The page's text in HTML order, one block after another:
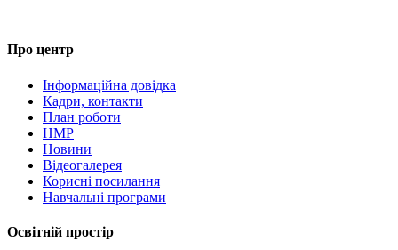
Про центр
Інформаційна довідка
Кадри, контакти
План роботи
НМР
Новини
Відеогалерея
Корисні посилання
Навчальні програми
Освітній простір